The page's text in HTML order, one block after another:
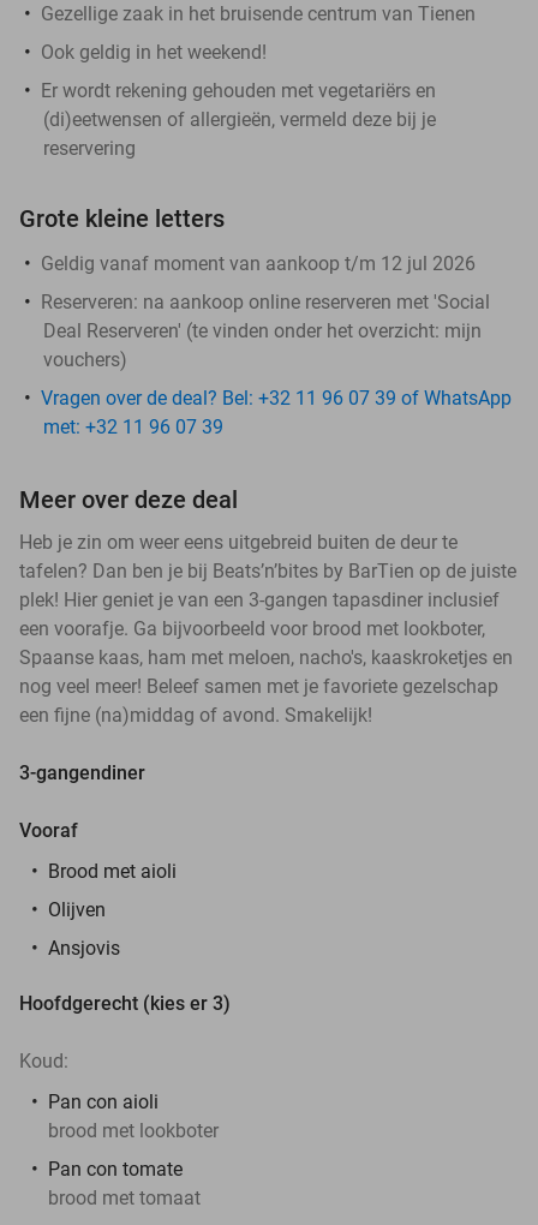
Gezellige zaak in het bruisende centrum van Tienen
Ook geldig in het weekend!
Er wordt rekening gehouden met vegetariërs en
(di)eetwensen of allergieën, vermeld deze bij je
reservering
Grote kleine letters
Geldig vanaf moment van aankoop t/m 12 jul 2026
Reserveren: na aankoop online reserveren met 'Social
Deal Reserveren' (te vinden onder het overzicht: mijn
vouchers)
Vragen over de deal? Bel: +32 11 96 07 39 of WhatsApp
met: +32 11 96 07 39
Meer over deze deal
Heb je zin om weer eens uitgebreid buiten de deur te
tafelen? Dan ben je bij Beats’n’bites by BarTien op de juiste
plek! Hier geniet je van een 3-gangen tapasdiner inclusief
een voorafje. Ga bijvoorbeeld voor brood met lookboter,
Spaanse kaas, ham met meloen, nacho's, kaaskroketjes en
nog veel meer! Beleef samen met je favoriete gezelschap
een fijne (na)middag of avond. Smakelijk!
3-gangendiner
Vooraf
Brood met aioli
Olijven
Ansjovis
Hoofdgerecht (kies er 3)
Koud:
Pan con aioli
brood met lookboter
Pan con tomate
brood met tomaat